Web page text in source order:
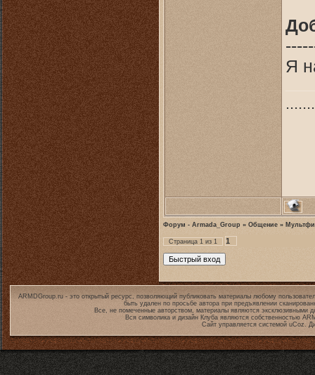
Я
Форум - Armada_Group » Общение »
Страница 1 из 1 1
ARMDGroup.ru - это открытый ресурс, позволяющий публиковать материалы любому
быть удален по просьбе автора при предъявлении
Все, не помеченные авторством, материалы являются эксклюзивными
Вся символика и дизайн Клуба являются собственностью
Сайт управляется системой uCoz.